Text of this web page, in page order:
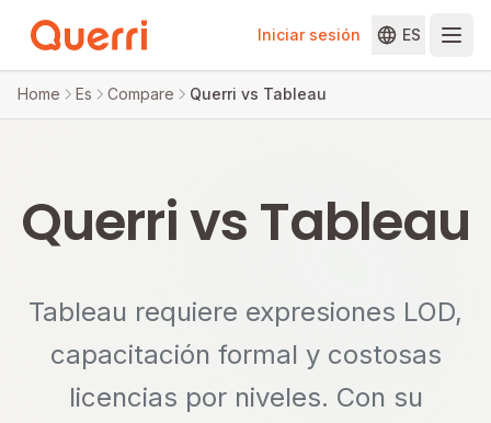
Skip to content
Iniciar sesión ES
Home Es Compare Querri vs Tableau
Querri vs Tableau
Tableau requiere expresiones LOD,
capacitación formal y costosas
licencias por niveles. Con su